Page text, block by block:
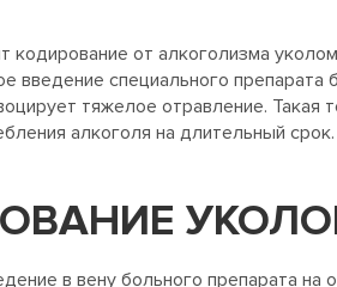
кодирование от алкоголизма
специального
тяжелое отравление. Такая
алкоголя на длительный срок.
в вену больного препарата